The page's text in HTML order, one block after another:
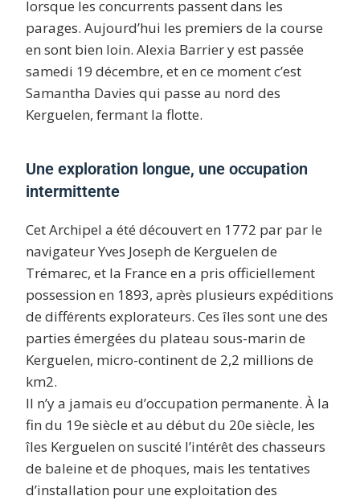
lorsque les concurrents passent dans les
parages. Aujourd’hui les premiers de la course
en sont bien loin.Alexia Barriery est passée
samedi 19 décembre, et en ce moment c’est
Samantha Davies qui passe au nord des
Kerguelen, fermant la flotte.
Une exploration longue, une occupation
intermittente
Cet Archipel a été découvert en 1772 par par le
navigateur Yves Joseph de Kerguelen de
Trémarec, et la France en a pris officiellement
possession en 1893, après plusieurs expéditions
de différents explorateurs. Ces îles sont une des
parties émergées du plateau sous-marin de
Kerguelen, micro-continent de 2,2 millions de
km2.
Il n’y a jamais eu d’occupation permanente. À la
fin du 19e siècle et au début du 20e siècle, les
îles Kerguelen on suscité l’intérêt des chasseurs
de baleine et de phoques, mais les tentatives
d’installation pour une exploitation des